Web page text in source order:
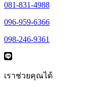
081-831-4988
096-959-6366
098-246-9361
เราช่วยคุณได้